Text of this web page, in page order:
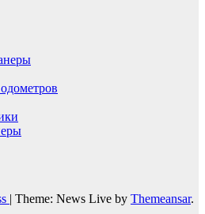
| Theme: News Live by Themeansar.